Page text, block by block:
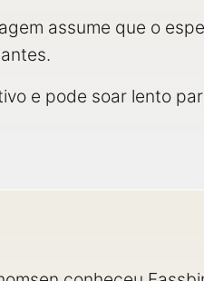
assume que o
e pode soar lento